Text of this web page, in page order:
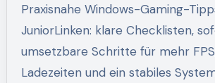
Praxisnahe Windows-Gaming-Tipps von
JuniorLinken: klare Checklisten,
umsetzbare Schritte für mehr
Ladezeiten und ein stabiles